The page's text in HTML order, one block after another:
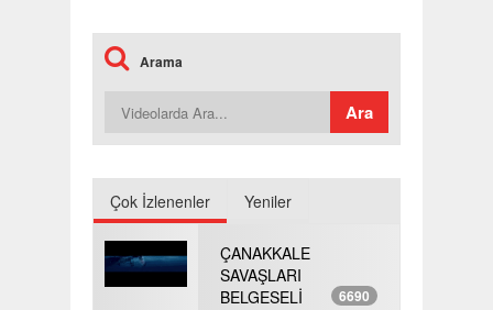
Arama
Çok İzlenenler Yeniler
ÇANAKKALE
SAVAŞLARI
BELGESELİ
6690